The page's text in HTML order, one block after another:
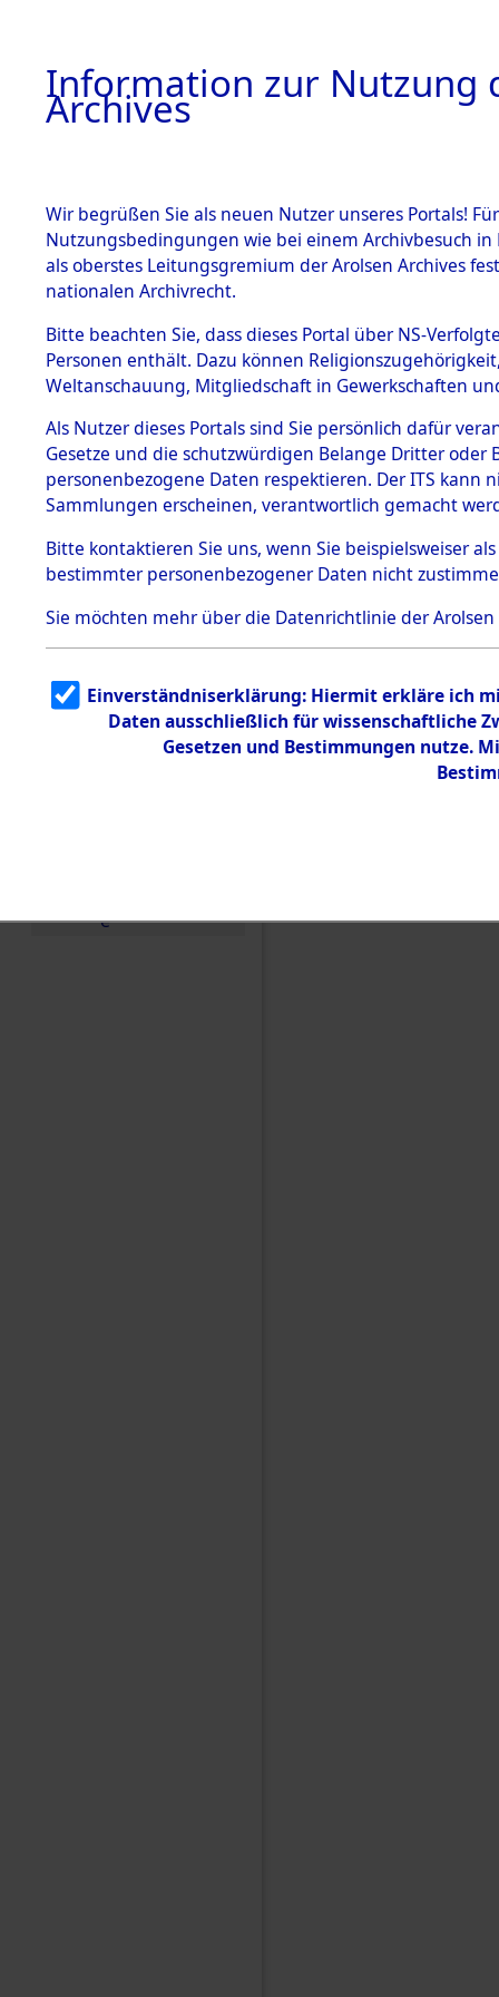
BESTÄNDE
1.
mente
5. Verschiedenes
5.3
Todesmärsche
5.3.1 Alliierte
Erhebungen
zu
Todesmärsch
en
5.3.2
g
5.3.3
Todesmärsch
e
Hessen→
→0184
Information zur Nutzung
Archives
Wir begrüßen Sie als neuen Nutzer unseres Portals!
Nutzungsbedingungen wie bei einem Archivbesuch
als oberstes Leitungsgremium der Arolsen Archives
nationalen Archivrecht.
Bitte beachten Sie, dass dieses Portal über NS-
Personen enthält. Dazu können
Weltanschauung, Mitgliedschaft in Gewerkschaften
Als Nutzer dieses Portals sind Sie persönlich dafür
Gesetze und die schutzwürdigen Belange Dritter
personenbezogene Daten respektieren. Der ITS
Sammlungen erscheinen, verantwortlich gemacht
Bitte kontaktieren Sie uns, wenn Sie beispielsweiser
bestimmter personenbezogener Daten nicht
Sie möchten mehr über die Datenrichtlinie der Arolsen
Einverständniserklärung: Hiermit erkläre ich
Daten ausschließlich für wissenschaftliche
Gesetzen und Bestimmungen nutze.